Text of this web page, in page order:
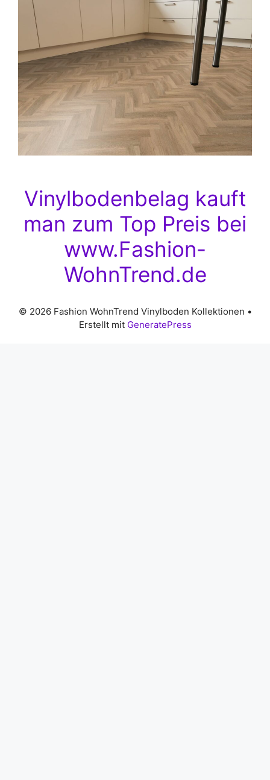
Vinylbodenbelag kauft
man zum Top Preis bei
www.Fashion-
WohnTrend.de
© 2026 Fashion WohnTrend Vinylboden Kollektionen •
Erstellt mit GeneratePress